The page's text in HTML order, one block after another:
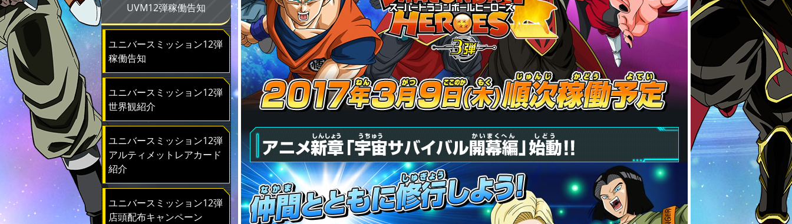
UVM12弾稼働告知
ユニバースミッション12弾
稼働告知
ユニバースミッション12弾
世界観紹介
ユニバースミッション12弾
アルティメットレアカード
紹介
ユニバースミッション12弾
店頭配布キャンペーン